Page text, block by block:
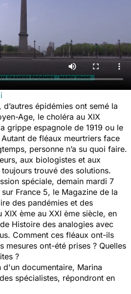
épidémies ont semé la
Age, le choléra au XIX
grippe espagnole de 1919 ou le
de fléaux meurtriers face
personne n’a su quoi faire.
aux biologistes et aux
trouvé des solutions.
spéciale, demain mardi 7
France 5, le Magazine de la
des pandémies et des
ème au XXI ème siècle, en
Histoire des analogies avec
Comment ces fléaux ont-ils
mesures ont-été prises ? Quelles
?
d'un documentaire, Marina
spécialistes, répondront en